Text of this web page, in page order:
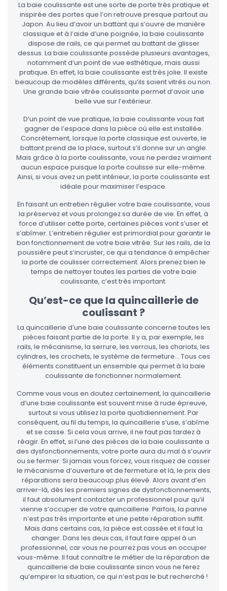
La baie coulissante est une sorte de porte très pratique et
inspirée des portes que l’on retrouve presque partout au
Japon. Au lieu d’avoir un battant qui s’ouvre de manière
classique et à l’aide d’une poignée, la baie coulissante
dispose de rails, ce qui permet au battant de glisser
dessus. La baie coulissante possède plusieurs avantages,
notamment d’un point de vue esthétique, mais aussi
pratique. En effet, la baie coulissante est très jolie. Il existe
beaucoup de modèles différents, qu’ils soient vitrés ou non.
Une grande baie vitrée coulissante permet d’avoir une
belle vue sur l’extérieur.
D’un point de vue pratique, la baie coulissante vous fait
gagner de l’espace dans la pièce où elle est installée.
Concrètement, lorsque la porte classique est ouverte, le
battant prend de la place, surtout s’il donne sur un angle.
Mais grâce à la porte coulissante, vous ne perdez vraiment
aucun espace puisque la porte coulisse sur elle-même.
Ainsi, si vous avez un petit intérieur, la porte coulissante est
idéale pour maximiser l’espace.
En faisant un entretien régulier votre baie coulissante, vous
la préservez et vous prolongez sa durée de vie. En effet, à
force d’utiliser cette porte, certaines pièces vont s’user et
s’abîmer. L’entretien régulier est primordial pour garantir le
bon fonctionnement de votre baie vitrée. Sur les rails, de la
poussière peut s’incruster, ce qui a tendance à empêcher
la porte de coulisser correctement. Alors prenez bien le
temps de nettoyer toutes les parties de votre baie
coulissante, c’est très important.
Qu’est-ce que la quincaillerie de
coulissant ?
La quincaillerie d’une baie coulissante concerne toutes les
pièces faisant partie de la porte. Il y a, par exemple, les
rails, le mécanisme, la serrure, les verrous, les chariots, les
cylindres, les crochets, le système de fermeture… Tous ces
éléments constituent un ensemble qui permet à la baie
coulissante de fonctionner normalement.
Comme vous vous en doutez certainement, la quincaillerie
d’une baie coulissante est souvent mise à rude épreuve,
surtout si vous utilisez la porte quotidiennement. Par
conséquent, au fil du temps, la quincaillerie s’use, s’abîme
et se casse. Si cela vous arrive, il ne faut pas tardez à
réagir. En effet, si l’une des pièces de la baie coulissante a
des dysfonctionnements, votre porte aura du mal à s’ouvrir
ou se fermer. Si jamais vous forcez, vous risquez de casser
le mécanisme d’ouverture et de fermeture et là, le prix des
réparations sera beaucoup plus élevé. Alors avant d’en
arriver-là, dès les premiers signes de dysfonctionnements,
il faut absolument contacter un professionnel pour qu’il
vienne s’occuper de votre quincaillerie. Parfois, la panne
n’est pas très importante et une petite réparation suffit.
Mais dans certains cas, la pièce est cassée et il faut la
changer. Dans les deux cas, il faut faire appel à un
professionnel, car vous ne pourrez pas vous en occuper
vous-même. Il faut connaître le métier de la réparation de
quincaillerie de baie coulissante sinon vous ne ferez
qu’empirer la situation, ce qui n’est pas le but recherché !